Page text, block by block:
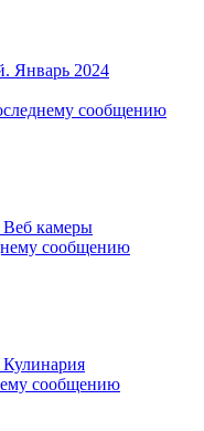
Январь 2024
сообщению
Веб камеры
сообщению
Кулинария
сообщению